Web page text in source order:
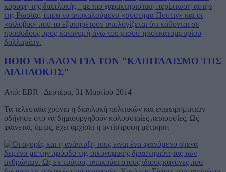
ΠΟΙΟ ΜΕΛΛΟΝ ΓΙΑ ΤΟΝ "ΚΑΠΙΤΑΛΙΣΜΟ ΤΗΣ
ΔΙΑΠΛΟΚΗΣ"
Από: EBR | Δευτέρα, 31 Μαρτίου 2014
Τα τελευταία χρόνια η διαπλοκή πολιτικών και επιχειρηματιών
οδήγησε στο να δημιουργηθούν κολοσσιαίες περιουσίες. Ως
φαίνεται, όμως, έχει αρχίσει η αντίστροφη μέτρηση